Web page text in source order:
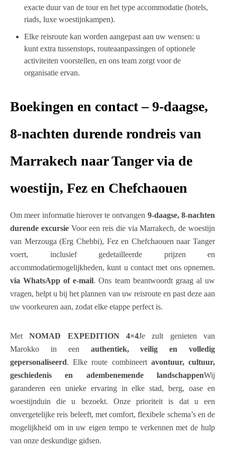
exacte duur van de tour en het type accommodatie (hotels,
riads, luxe woestijnkampen).
Elke reisroute kan worden aangepast aan uw wensen: u
kunt extra tussenstops, routeaanpassingen of optionele
activiteiten voorstellen, en ons team zorgt voor de
organisatie ervan.
Boekingen en contact – 9-daagse,
8-nachten durende rondreis van
Marrakech naar Tanger via de
woestijn, Fez en Chefchaouen
Om meer informatie hierover te ontvangen 9-daagse, 8-nachten
durende excursieVoor een reis die via Marrakech, de woestijn
van Merzouga (Erg Chebbi), Fez en Chefchaouen naar Tanger
voert, inclusief gedetailleerde prijzen en
accommodatiemogelijkheden, kunt u contact met ons opnemen.
via WhatsApp of e-mail. Ons team beantwoordt graag al uw
vragen, helpt u bij het plannen van uw reisroute en past deze aan
uw voorkeuren aan, zodat elke etappe perfect is.
MetNOMAD EXPEDITION 4×4Je zult genieten van
Marokko in een authentiek, veilig en volledig
gepersonaliseerd. Elke route combineert avontuur, cultuur,
geschiedenis en adembenemende landschappenWij
garanderen een unieke ervaring in elke stad, berg, oase en
woestijnduin die u bezoekt. Onze prioriteit is dat u een
onvergetelijke reis beleeft, met comfort, flexibele schema’s en de
mogelijkheid om in uw eigen tempo te verkennen met de hulp
van onze deskundige gidsen.